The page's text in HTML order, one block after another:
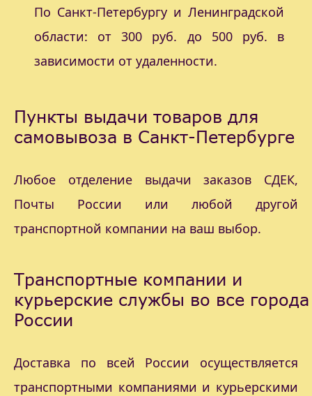
По Санкт-Петербургу и Ленинградской
области: от 300 руб. до 500 руб. в
зависимости от удаленности.
Пункты выдачи товаров для
самовывоза в Санкт-Петербурге
Любое отделение выдачи заказов СДЕК,
Почты России или любой другой
транспортной компании на ваш выбор.
Транспортные компании и
курьерские службы во все города
России
Доставка по всей России осуществляется
транспортными компаниями и курьерскими